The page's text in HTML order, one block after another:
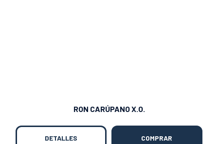
RON CARÚPANO X.O.
DETALLES COMPRAR